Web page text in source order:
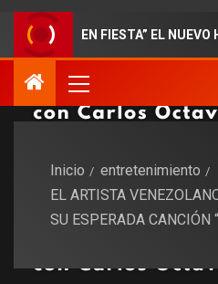
EN FIESTA” EL NUEVO HIMNO
Inicio
entretenimiento
EL ARTISTA
SU ESPERADA CANCIÓN